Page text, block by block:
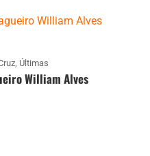
, Últimas
William Alves